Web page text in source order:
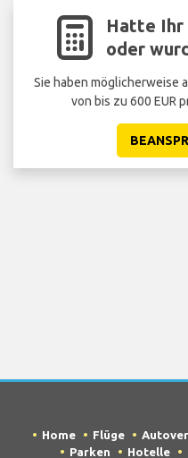
Hatte Ihr
oder
Sie haben möglicherweise
von bis zu 600 EUR
Home Flüge
Parken
Hotelle